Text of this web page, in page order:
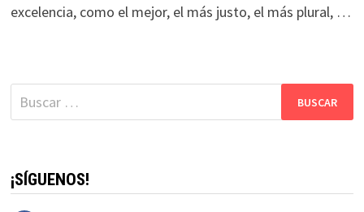
excelencia, como el mejor, el más justo, el más plural, …
Buscar:
¡SÍGUENOS!